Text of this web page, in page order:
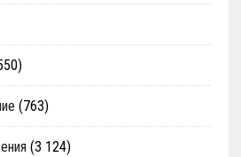
(763)
(3 124)